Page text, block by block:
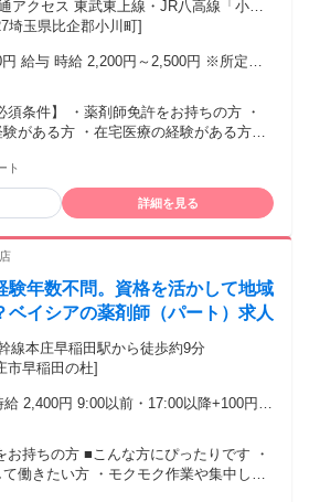
埼玉県比企郡小川町]
円 給与 時給 2,200円～2,500円 ※所定労
【月収例】 ・週3日、1日
日）
許をお持ちの方 ・
医療の経験がある方
最終学歴 ・大学院または6年制大学卒業以上
ト
詳細を見る
験年数不問。資格を活かして地域
ベイシアの薬剤師（パート）求人
線本庄早稲田駅から徒歩約9分
市早稲田の杜]
・17:00以降+100円
方にぴったりです ・
働きたい方 ・モクモク作業や集中して